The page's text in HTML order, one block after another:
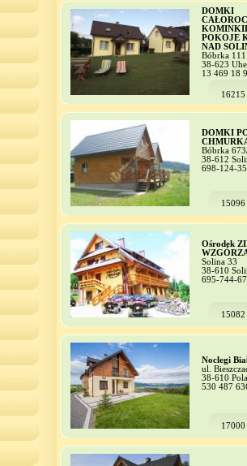
DOMKI
POKOJE
NAD
Bóbrka 111
38-623
13 469 18
16215
DOMKI
Bóbrka
38-612
698-124-
15096
Ośrodek
Solina 33
38-610
695-744-
15082
Noclegi
ul.
38-610
530 487
17000